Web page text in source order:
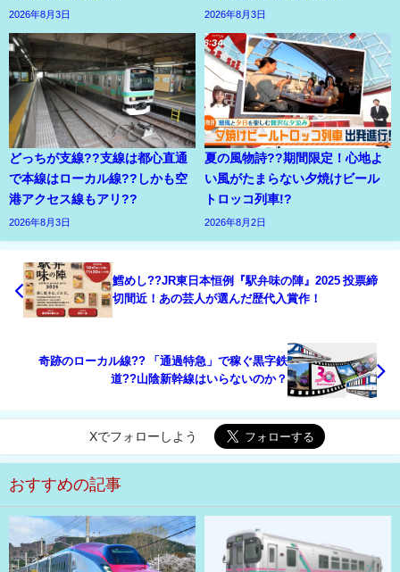
2026年8月3日 2026年8月3日
どっちが支線??支線は都心直通
で本線はローカル線??しかも空
港アクセス線もアリ??
2026年8月3日
夏の風物詩??期間限定！心地よ
い風がたまらない夕焼けビール
トロッコ列車!?
2026年8月2日
鱈めし??JR東日本恒例『駅弁味の陣』2025 投票締
切間近！あの芸人が選んだ歴代入賞作！
奇跡のローカル線?? 「通過特急」で稼ぐ黒字鉄
道??山陰新幹線はいらないのか？
Xでフォローしよう
おすすめの記事